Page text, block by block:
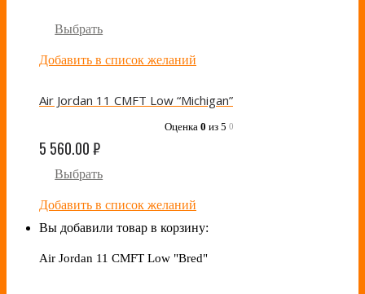
Выбрать
Добавить в список желаний
Air Jordan 11 CMFT Low “Michigan”
Оценка 0 из 5 0
5 560.00₽
Выбрать
Добавить в список желаний
Вы добавили товар в корзину:
Air Jordan 11 CMFT Low "Bred"